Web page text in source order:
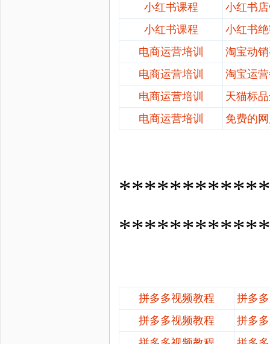
小红书课程
小红书
小红书课程
小红书
电商运营培训
淘宝动
电商运营培训
淘宝运
电商运营培训
天猫标
电商运营培训
免费的
拼多多视频教程
拼多
拼多多视频教程
拼多